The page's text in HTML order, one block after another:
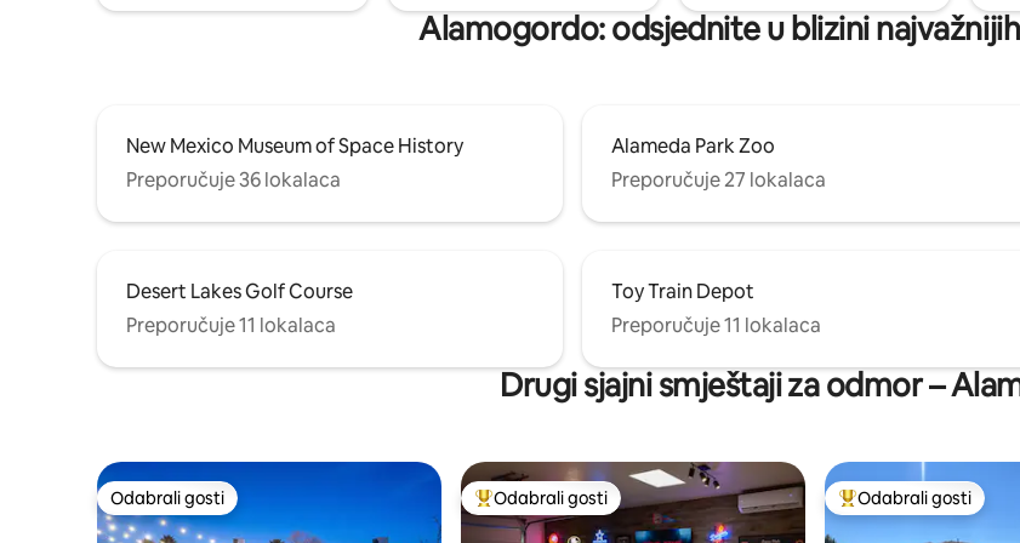
Alamogordo: odsjednite u blizini
New Mexico Museum of Space History
Preporučuje 36 lokalaca
Alameda Park Zoo
Preporučuje 27 lokalaca
Desert Lakes Golf Course
Preporučuje 11 lokalaca
Toy Train Depot
Preporučuje 11 lokalaca
Drugi sjajni smještaji za odmor –
Odabrali gosti
Odabrali gosti Među najviše rangiranima s oznakom „Odabrali gosti”
Odabrali gosti Među najviše
Odabrali gosti